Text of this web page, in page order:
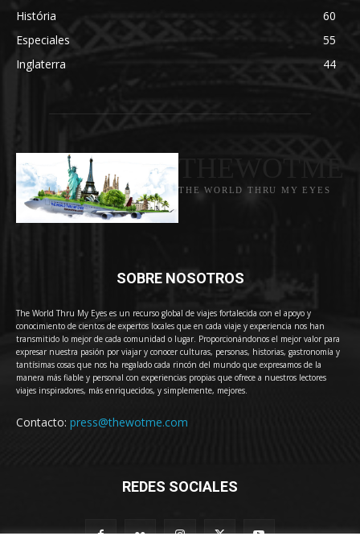
História
60
Especiales
55
Inglaterra
44
THE WORLD THRU MY EYES
SOBRE NOSOTROS
The World Thru My Eyes es un recurso global de viajes fortalecida con el apoyo y
conocimiento de cientos de expertos locales que en cada viaje y experiencia nos han
transmitido lo mejor de cada comunidad o lugar. Proporcionándonos el mejor valor para
expresar nuestra pasión por viajar y conocer culturas, personas, historias, gastronomía y
tantísimas cosas que nos ha regalado cada rincón del mundo que expresamos de la
manera más fiable y personal con experiencias propias que ofrece a nuestros lectores
viajes inspiradores, más enriquecidos, y simplemente, mejores.
Contacto: press@thewotme.com
REDES SOCIALES